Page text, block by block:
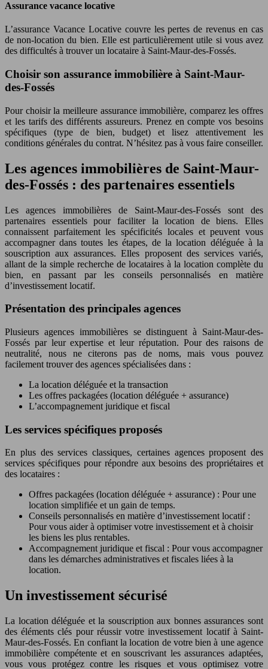
Assurance vacance locative
L’assurance Vacance Locative couvre les pertes de revenus en cas
de non-location du bien. Elle est particulièrement utile si vous avez
des difficultés à trouver un locataire à Saint-Maur-des-Fossés.
Choisir son assurance immobilière à Saint-Maur-
des-Fossés
Pour choisir la meilleure assurance immobilière, comparez les offres
et les tarifs des différents assureurs. Prenez en compte vos besoins
spécifiques (type de bien, budget) et lisez attentivement les
conditions générales du contrat. N’hésitez pas à vous faire conseiller.
Les agences immobilières de Saint-Maur-
des-Fossés : des partenaires essentiels
Les agences immobilières de Saint-Maur-des-Fossés sont des
partenaires essentiels pour faciliter la location de biens. Elles
connaissent parfaitement les spécificités locales et peuvent vous
accompagner dans toutes les étapes, de la location déléguée à la
souscription aux assurances. Elles proposent des services variés,
allant de la simple recherche de locataires à la location complète du
bien, en passant par les conseils personnalisés en matière
d’investissement locatif.
Présentation des principales agences
Plusieurs agences immobilières se distinguent à Saint-Maur-des-
Fossés par leur expertise et leur réputation. Pour des raisons de
neutralité, nous ne citerons pas de noms, mais vous pouvez
facilement trouver des agences spécialisées dans :
La location déléguée et la transaction
Les offres packagées (location déléguée + assurance)
L’accompagnement juridique et fiscal
Les services spécifiques proposés
En plus des services classiques, certaines agences proposent des
services spécifiques pour répondre aux besoins des propriétaires et
des locataires :
Offres packagées (location déléguée + assurance) : Pour une
location simplifiée et un gain de temps.
Conseils personnalisés en matière d’investissement locatif :
Pour vous aider à optimiser votre investissement et à choisir
les biens les plus rentables.
Accompagnement juridique et fiscal : Pour vous accompagner
dans les démarches administratives et fiscales liées à la
location.
Un investissement sécurisé
La location déléguée et la souscription aux bonnes assurances sont
des éléments clés pour réussir votre investissement locatif à Saint-
Maur-des-Fossés. En confiant la location de votre bien à une agence
immobilière compétente et en souscrivant les assurances adaptées,
vous vous protégez contre les risques et vous optimisez votre